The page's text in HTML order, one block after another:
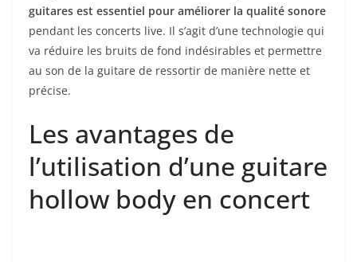
guitares⁢ est essentiel pour améliorer la qualité sonore
pendant ⁤les concerts live. Il s’agit d’une technologie qui
va réduire les bruits de fond indésirables et permettre
au ‍son ​de la guitare de ressortir de manière nette ‌et
précise.
Les avantages de
⁢l’utilisation ⁢d’une guitare
hollow body en concert